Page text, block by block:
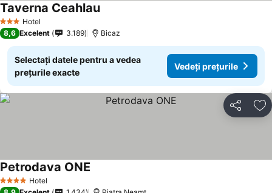
3 SteleHotel
Taverna Ceahlau
8,6 Excelent 3.189 Bicaz
Selectați datele pentru a vedea
prețurile exacte
Vedeți prețurile
Distribuiți
4 Stele Hotel
Petrodava ONE